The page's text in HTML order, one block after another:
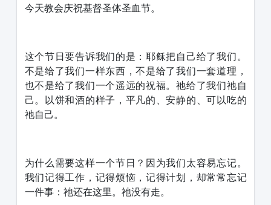
今天教会庆祝基督圣体圣血节。
这个节日要告诉我们的是：耶稣把自己给了我们。
不是给了我们一样东西，不是给了我们一套道理，
也不是给了我们一个遥远的祝福。祂给了我们祂自
己。以饼和酒的样子，平凡的、安静的、可以吃的
祂自己。
为什么需要这样一个节日？因为我们太容易忘记。
我们记得工作，记得烦恼，记得计划，却常常忘记
一件事：祂还在这里。祂没有走。